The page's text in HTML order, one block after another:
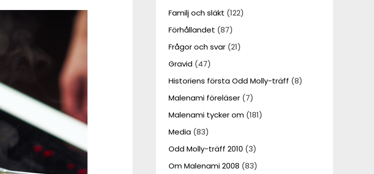
Familj och släkt (122)
Förhållandet (87)
Frågor och svar(21)
Gravid(47)
Historiens första Odd Molly-träff (8)
Malenami föreläser(7)
Malenami tycker om(181)
Media(83)
Odd Molly-träff 2010 (3)
Om Malenami 2008 (83)